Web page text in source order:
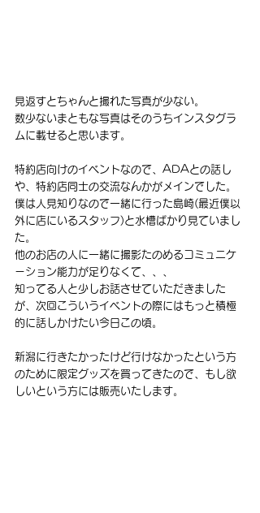
見返すとちゃんと撮れた写真が少ない。
数少ないまともな写真はそのうちインスタグラ
ムに載せると思います。
特約店向けのイベントなので、ADAとの話し
や、特約店同士の交流なんかがメインでした。
僕は人見知りなので一緒に行った島崎(最近僕以
外に店にいるスタッフ)と水槽ばかり見ていまし
た。
他のお店の人に一緒に撮影たのめるコミュニケ
ーション能力が足りなくて、、、
知ってる人と少しお話させていただきました
が、次回こういうイベントの際にはもっと積極
的に話しかけたい今日この頃。
新潟に行きたかったけど行けなかったという方
のために限定グッズを買ってきたので、もし欲
しいという方には販売いたします。